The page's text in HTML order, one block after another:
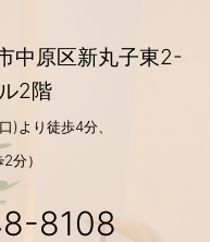
中原区新丸子東2-
2階
)より徒歩4分、
分）
8108